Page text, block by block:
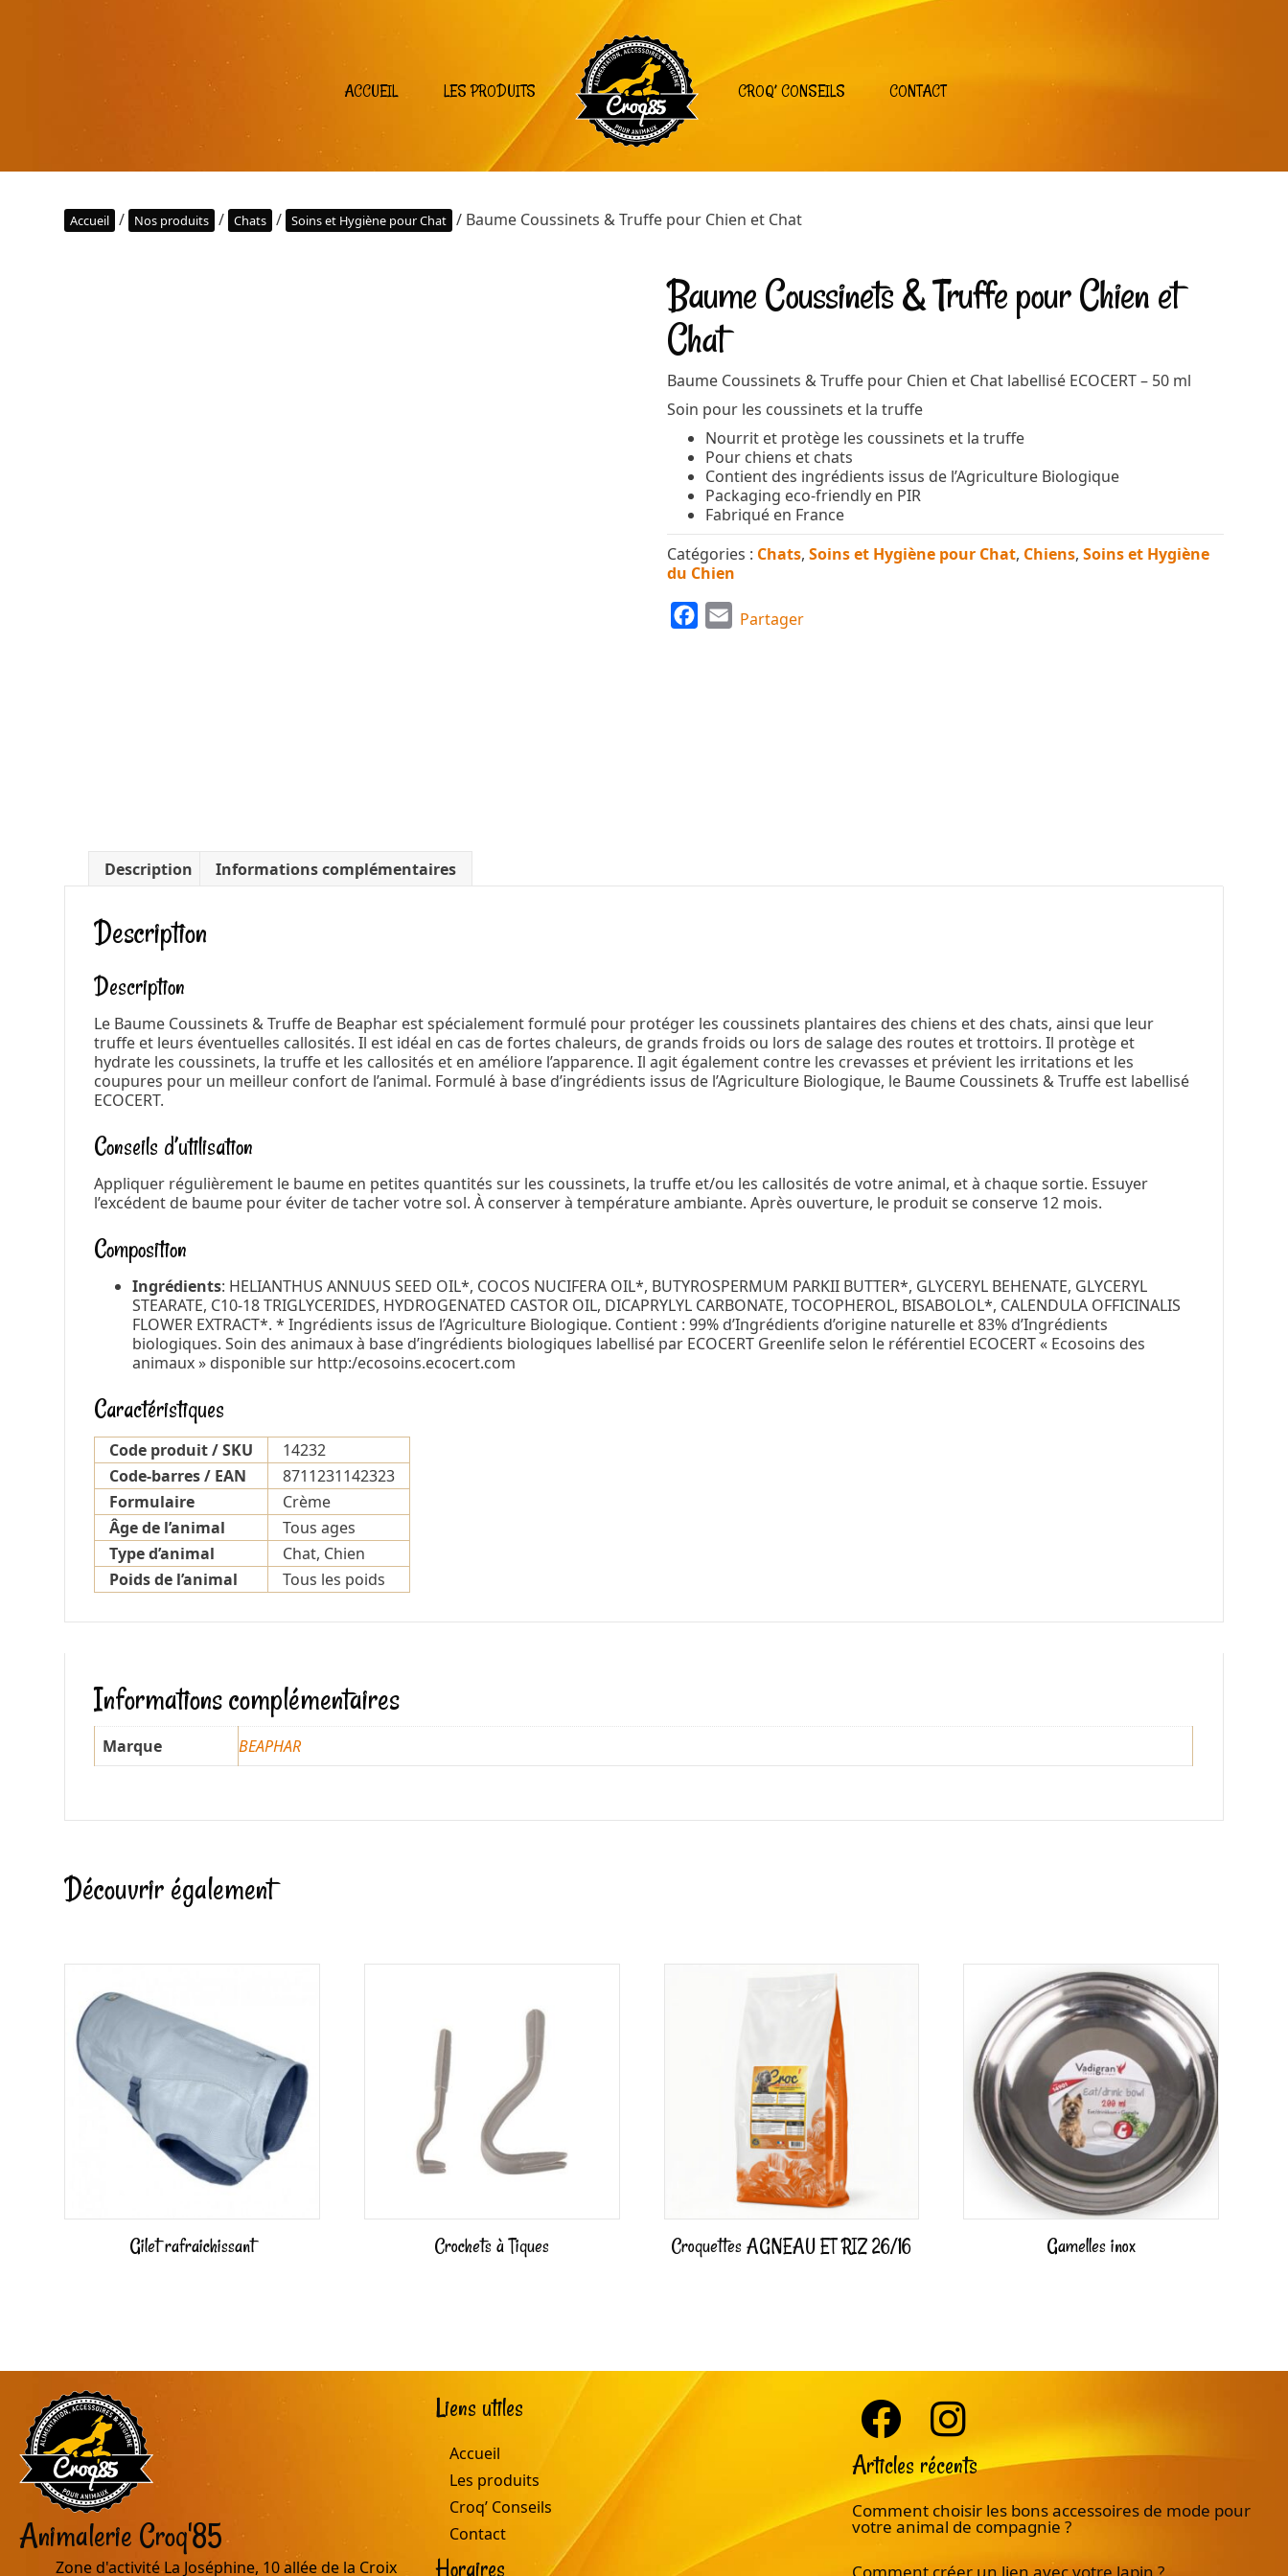
ACCUEIL LES PRODUITS CROQ’ CONSEILS CONTACT
Accueil / Nos produits / Chats / Soins et Hygiène pour Chat / Baume Coussinets & Truffe pour Chien et Chat
Baume Coussinets & Truffe pour Chien et
Chat
Baume Coussinets & Truffe pour Chien et Chat labellisé ECOCERT – 50 ml
Soin pour les coussinets et la truffe
Nourrit et protège les coussinets et la truffe
Pour chiens et chats
Contient des ingrédients issus de l’Agriculture Biologique
Packaging eco-friendly en PIR
Fabriqué en France
Catégories : Chats,Soins et Hygiène pour Chat, Chiens,Soins et Hygiène
du Chien
EPartager
Description Informations complémentaires
Description
Description
Le Baume Coussinets & Truffe de Beaphar est spécialement formulé pour protéger les coussinets plantaires des chiens et des chats, ainsi que leur
truffe et leurs éventuelles callosités. Il est idéal en cas de fortes chaleurs, de grands froids ou lors de salage des routes et trottoirs. Il protège et
hydrate les coussinets, la truffe et les callosités et en améliore l’apparence. Il agit également contre les crevasses et prévient les irritations et les
coupures pour un meilleur confort de l’animal. Formulé à base d’ingrédients issus de l’Agriculture Biologique, le Baume Coussinets & Truffe est labellisé
ECOCERT.
Conseils d’utilisation
Appliquer régulièrement le baume en petites quantités sur les coussinets, la truffe et/ou les callosités de votre animal, et à chaque sortie. Essuyer
l’excédent de baume pour éviter de tacher votre sol. À conserver à température ambiante. Après ouverture, le produit se conserve 12 mois.
Composition
Ingrédients: HELIANTHUS ANNUUS SEED OIL*, COCOS NUCIFERA OIL*, BUTYROSPERMUM PARKII BUTTER*, GLYCERYL BEHENATE, GLYCERYL
STEARATE, C10-18 TRIGLYCERIDES, HYDROGENATED CASTOR OIL, DICAPRYLYL CARBONATE, TOCOPHEROL, BISABOLOL*, CALENDULA OFFICINALIS
FLOWER EXTRACT*. * Ingrédients issus de l’Agriculture Biologique. Contient : 99% d’Ingrédients d’origine naturelle et 83% d’Ingrédients
biologiques. Soin des animaux à base d’ingrédients biologiques labellisé par ECOCERT Greenlife selon le référentiel ECOCERT « Ecosoins des
animaux » disponible sur http:/ecosoins.ecocert.com
Caractéristiques
Code produit / SKU
14232
Code-barres / EAN
8711231142323
Formulaire
Crème
Âge de l’animal
Tous ages
Type d’animal
Chat, Chien
Poids de l’animal
Tous les poids
Informations complémentaires
Marque BEAPHAR
Découvrir également
Gilet rafraichissant Crochets à Tiques Croquettes AGNEAU ET RIZ 26/16 Gamelles inox
Animalerie Croq'85
Zone d'activité La Joséphine, 10 allée de la Croix
Liens utiles
Accueil
Les produits
Croq’ Conseils
Contact
Horaires
Articles récents
Comment choisir les bons accessoires de mode pour
votre animal de compagnie ?